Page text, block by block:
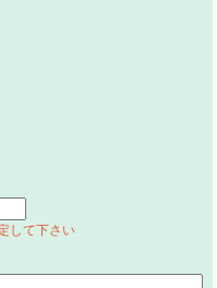
して下さい